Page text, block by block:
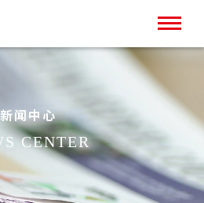
新闻中心
CENTER